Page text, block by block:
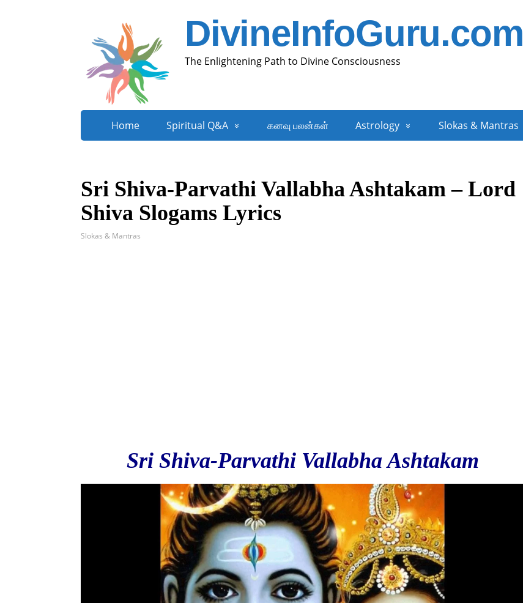
DivineInfoGuru.com
The Enlightening Path to Divine Consciousness
Home Spiritual Q&A கனவு பலன்கள் Astrology Slokas & Mantras
Sri Shiva-Parvathi Vallabha Ashtakam – Lord
Shiva Slogams Lyrics
Slokas & Mantras
Sri Shiva-Parvathi Vallabha Ashtakam